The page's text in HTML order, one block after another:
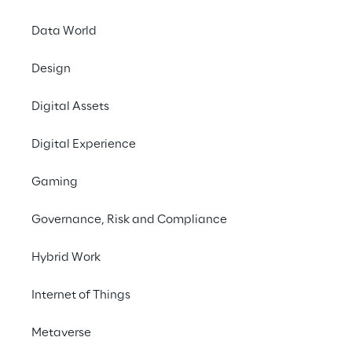
Data World
Design
Digital Assets
Digital Experience
Gaming
Governance, Risk and Compliance
Hybrid Work
Internet of Things
Metaverse
Offrire